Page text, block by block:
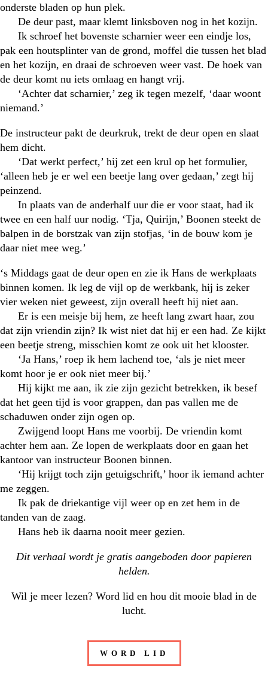
onderste bladen op hun plek.
De deur past, maar klemt linksboven nog in het kozijn.
Ik schroef het bovenste scharnier weer een eindje los,
pak een houtsplinter van de grond, moffel die tussen het blad
en het kozijn, en draai de schroeven weer vast. De hoek van
de deur komt nu iets omlaag en hangt vrij.
‘Achter dat scharnier,’ zeg ik tegen mezelf, ‘daar woont
niemand.’
De instructeur pakt de deurkruk, trekt de deur open en slaat
hem dicht.
‘Dat werkt perfect,’ hij zet een krul op het formulier,
‘alleen heb je er wel een beetje lang over gedaan,’ zegt hij
peinzend.
In plaats van de anderhalf uur die er voor staat, had ik
twee en een half uur nodig. ‘Tja, Quirijn,’ Boonen steekt de
balpen in de borstzak van zijn stofjas, ‘in de bouw kom je
daar niet mee weg.’
‘s Middags gaat de deur open en zie ik Hans de werkplaats
binnen komen. Ik leg de vijl op de werkbank, hij is zeker
vier weken niet geweest, zijn overall heeft hij niet aan.
Er is een meisje bij hem, ze heeft lang zwart haar, zou
dat zijn vriendin zijn? Ik wist niet dat hij er een had. Ze kijkt
een beetje streng, misschien komt ze ook uit het klooster.
‘Ja Hans,’ roep ik hem lachend toe, ‘als je niet meer
komt hoor je er ook niet meer bij.’
Hij kijkt me aan, ik zie zijn gezicht betrekken, ik besef
dat het geen tijd is voor grappen, dan pas vallen me de
schaduwen onder zijn ogen op.
Zwijgend loopt Hans me voorbij. De vriendin komt
achter hem aan. Ze lopen de werkplaats door en gaan het
kantoor van instructeur Boonen binnen.
‘Hij krijgt toch zijn getuigschrift,’ hoor ik iemand achter
me zeggen.
Ik pak de driekantige vijl weer op en zet hem in de
tanden van de zaag.
Hans heb ik daarna nooit meer gezien.
Dit verhaal wordt je gratis aangeboden door papieren
helden.
Wil je meer lezen? Word lid en hou dit mooie blad in de
lucht.
WORD LID